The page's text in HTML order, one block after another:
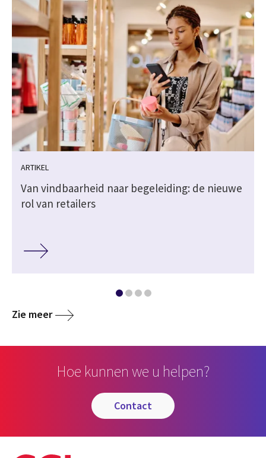
ARTIKEL
Van vindbaarheid naar begeleiding: de nieuwe
rol van retailers
Zie meer
Hoe kunnen we u helpen?
contact